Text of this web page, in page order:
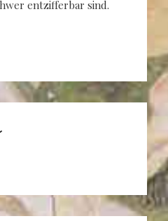
entzifferbar sind.